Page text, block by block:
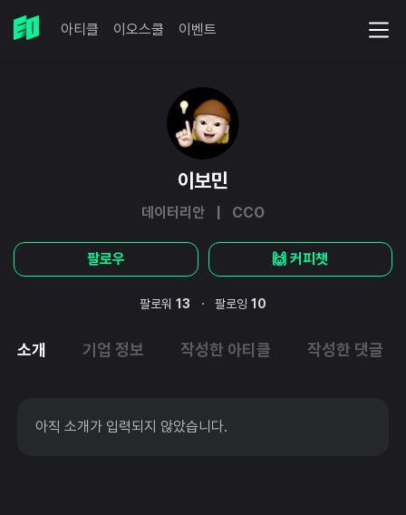
아티클 이오스쿨 이벤트
이보민
데이터리안 | CCO
팔로우 🙌 커피챗
팔로워 13 ·팔로잉10
소개 기업 정보 작성한 아티클 작성한 댓글
아직 소개가 입력되지 않았습니다.